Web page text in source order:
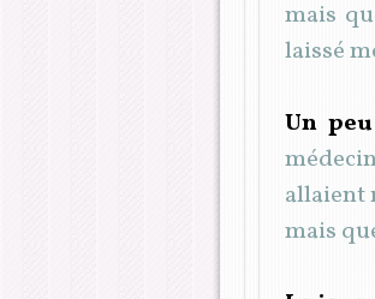
mais
laissé
Un
allaient
mais